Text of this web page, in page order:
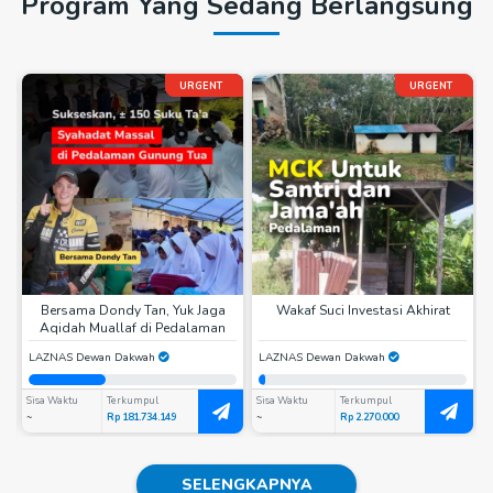
URGENT
Bersama Dondy Tan, Yuk Jaga
Aqidah Muallaf di Pedalaman
LAZNAS Dewan Dakwah
Sisa Waktu
~
Terkumpul
Rp 181.734.149
URGENT
Wakaf Suci Investasi Akhirat
LAZNAS Dewan Dakwah
Sisa Waktu
~
Terkumpul
Rp 2.270.000
SELENGKAPNYA